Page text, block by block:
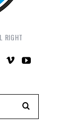
RIGHT